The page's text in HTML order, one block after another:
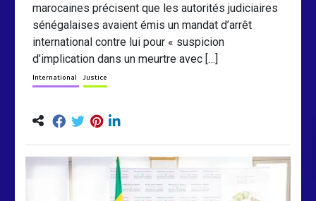
marocaines précisent que les autorités judiciaires
sénégalaises avaient émis un mandat d’arrêt
international contre lui pour « suspicion
d’implication dans un meurtre avec […]
International Justice